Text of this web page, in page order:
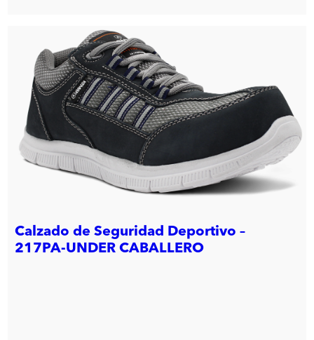
Calzado de Seguridad Deportivo –
217PA-UNDER CABALLERO